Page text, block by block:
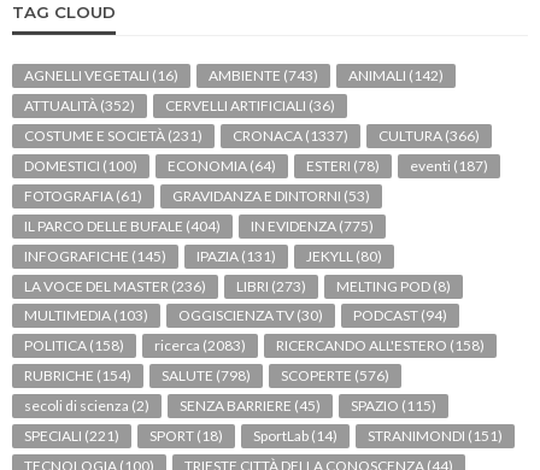
TAG CLOUD
AGNELLI VEGETALI (16) AMBIENTE (743) ANIMALI (142)
ATTUALITÀ (352) CERVELLI ARTIFICIALI (36)
COSTUME E SOCIETÀ (231) CRONACA (1337) CULTURA (366)
DOMESTICI (100) ECONOMIA (64) ESTERI (78) eventi (187)
FOTOGRAFIA (61) GRAVIDANZA E DINTORNI (53)
IL PARCO DELLE BUFALE (404) IN EVIDENZA (775)
INFOGRAFICHE (145) IPAZIA (131) JEKYLL (80)
LA VOCE DEL MASTER (236) LIBRI (273) MELTING POD (8)
MULTIMEDIA (103) OGGISCIENZA TV (30) PODCAST (94)
POLITICA (158) ricerca (2083) RICERCANDO ALL'ESTERO (158)
RUBRICHE (154) SALUTE (798) SCOPERTE (576)
secoli di scienza (2) SENZA BARRIERE (45) SPAZIO (115)
SPECIALI (221) SPORT (18) SportLab (14) STRANIMONDI (151)
TECNOLOGIA (100) TRIESTE CITTÀ DELLA CONOSCENZA (44)